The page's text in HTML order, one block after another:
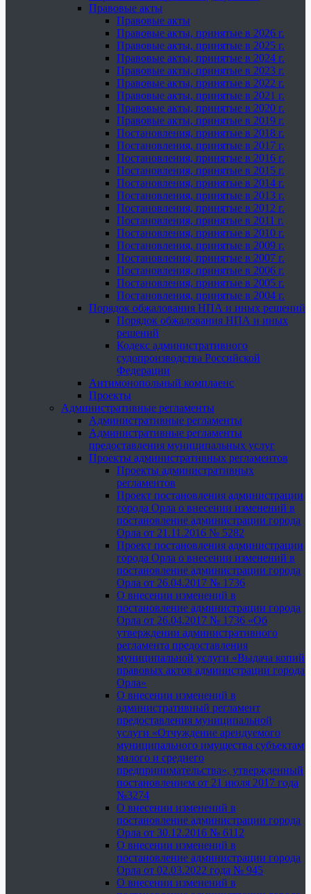
Правовые акты
Правовые акты
Правовые акты, принятые в 2026 г.
Правовые акты, принятые в 2025 г.
Правовые акты, принятые в 2024 г.
Правовые акты, принятые в 2023 г.
Правовые акты, принятые в 2022 г.
Правовые акты, принятые в 2021 г.
Правовые акты, принятые в 2020 г.
Правовые акты, принятые в 2019 г.
Постановления, принятые в 2018 г.
Постановления, принятые в 2017 г.
Постановления, принятые в 2016 г.
Постановления, принятые в 2015 г.
Постановления, принятые в 2014 г.
Постановления, принятые в 2013 г.
Постановления, принятые в 2012 г.
Постановления, принятые в 2011 г.
Постановления, принятые в 2010 г.
Постановления, принятые в 2009 г.
Постановления, принятые в 2007 г.
Постановления, принятые в 2006 г.
Постановления, принятые в 2005 г.
Постановления, принятые в 2004 г.
Порядок обжалования НПА и иных решений
Порядок обжалования НПА и иных
решений
Кодекс административного
судопроизводства Российской
Федерации
Антимонопольный комплаенс
Проекты
Административные регламенты
Административные регламенты
Административные регламенты
предоставления муниципальных услуг
Проекты административных регламентов
Проекты административных
регламентов
Проект постановления администрации
города Орла о внесении изменений в
постановление администрации города
Орла от 21.11.2016 № 5282
Проект постановления администрации
города Орла о внесении изменений в
постановление администрации города
Орла от 26.04.2017 № 1736
О внесении изменений в
постановление администрации города
Орла от 26.04.2017 № 1736 «Об
утверждении административного
регламента предоставления
муниципальной услуги «Выдача копий
правовых актов администрации города
Орла»
О внесении изменений в
административный регламент
предоставления муниципальной
услуги «Отчуждение арендуемого
муниципального имущества субъектам
малого и среднего
предпринимательства», утвержденный
постановлением от 21 июля 2017 года
№3274
О внесении изменений в
постановление администрации города
Орла от 30.12.2016 № 6112
О внесении изменений в
постановление администрации города
Орла от 02.03.2022 года № 945
О внесении изменений в